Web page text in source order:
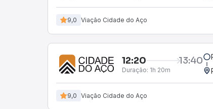
9,0 Viação Cidade do Aço
12:20 13:40
Duração: 1h 20m
9,0 Viação Cidade do Aço